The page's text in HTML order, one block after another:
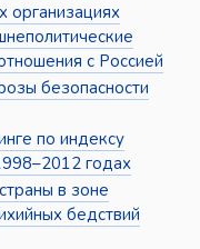
организациях
с Россией
безопасности
по индексу
годах
в зоне
бедствий